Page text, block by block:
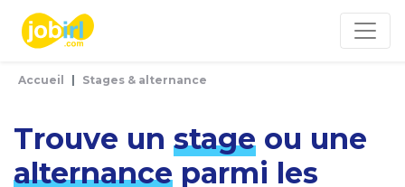
Accueil Stages & alternance
Trouve un stage ou une
alternance parmi les
Panneau de gestion des cookies